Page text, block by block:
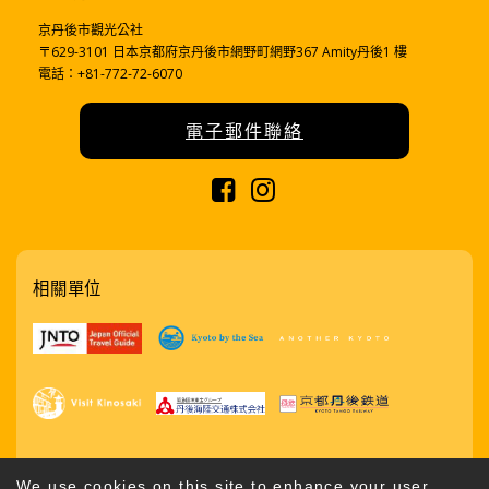
京丹後市觀光公社
〒629-3101 日本京都府京丹後市網野町網野367 Amity丹後1 樓
電話：+81-772-72-6070
電子郵件聯絡
相關單位